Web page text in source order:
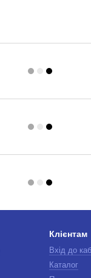
Клієнтам
Вхід до
Каталог